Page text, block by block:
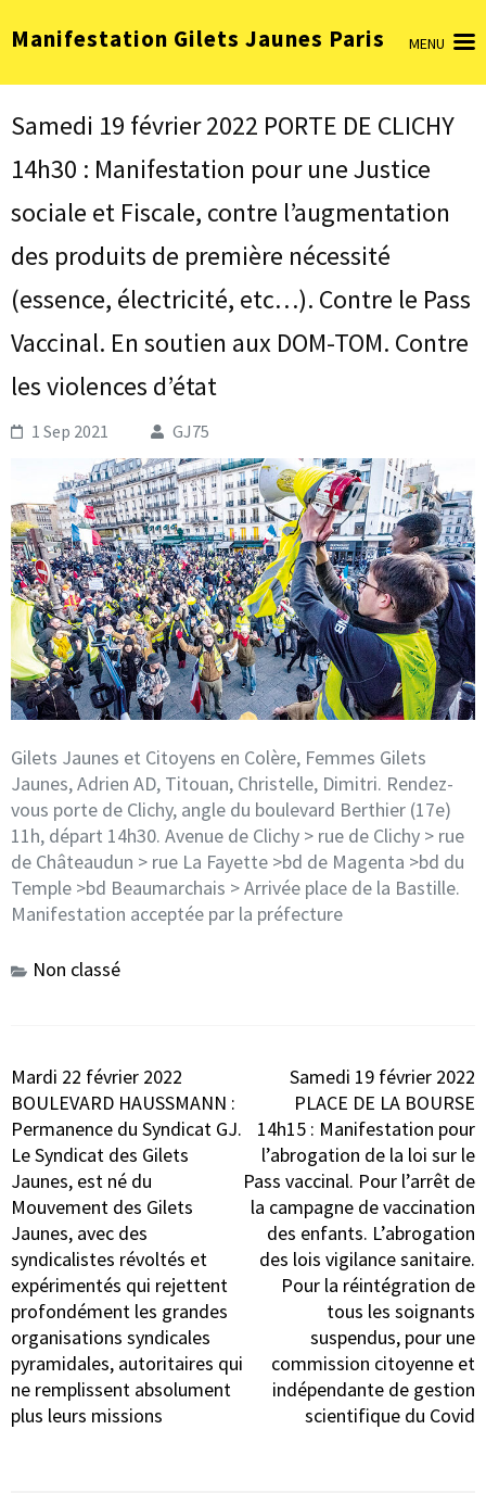
au
(Pressez
Entrée)
Manifestation Gilets Jaunes Paris MENU
Samedi 19 février 2022 PORTE DE CLICHY
14h30 : Manifestation pour une Justice
sociale et Fiscale, contre l’augmentation
des produits de première nécessité
(essence, électricité, etc…). Contre le Pass
Vaccinal. En soutien aux DOM-TOM. Contre
les violences d’état
1 Sep 2021 GJ75
Gilets Jaunes et Citoyens en Colère, Femmes Gilets
Jaunes, Adrien AD, Titouan, Christelle, Dimitri. Rendez-
vous porte de Clichy, angle du boulevard Berthier (17e)
11h, départ 14h30. Avenue de Clichy > rue de Clichy > rue
de Châteaudun > rue La Fayette >bd de Magenta >bd du
Temple >bd Beaumarchais > Arrivée place de la Bastille.
Manifestation acceptée par la préfecture
Non classé
Navigation
de
l’article
Mardi 22 février 2022
BOULEVARD HAUSSMANN :
Permanence du Syndicat GJ.
Le Syndicat des Gilets
Jaunes, est né du
Mouvement des Gilets
Jaunes, avec des
syndicalistes révoltés et
expérimentés qui rejettent
profondément les grandes
organisations syndicales
pyramidales, autoritaires qui
ne remplissent absolument
plus leurs missions
Samedi 19 février 2022
PLACE DE LA BOURSE
14h15 : Manifestation pour
l’abrogation de la loi sur le
Pass vaccinal. Pour l’arrêt de
la campagne de vaccination
des enfants. L’abrogation
des lois vigilance sanitaire.
Pour la réintégration de
tous les soignants
suspendus, pour une
commission citoyenne et
indépendante de gestion
scientifique du Covid